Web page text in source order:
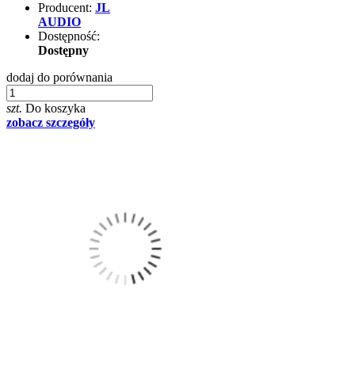
Producent: JL
AUDIO
Dostępność:
Dostępny
dodaj do porównania
szt. Do koszyka
zobacz szczegóły